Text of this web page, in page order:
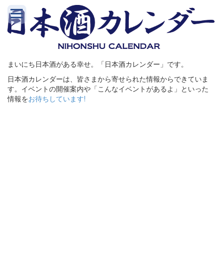
まいにち日本酒がある幸せ。「日本酒カレンダー」です。
日本酒カレンダーは、皆さまから寄せられた情報からできていま
す。イベントの開催案内や「こんなイベントがあるよ」といった
情報をお待ちしています!